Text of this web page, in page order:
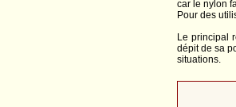
car le nylon
Pour des
Le principal
dépit de sa
situations.